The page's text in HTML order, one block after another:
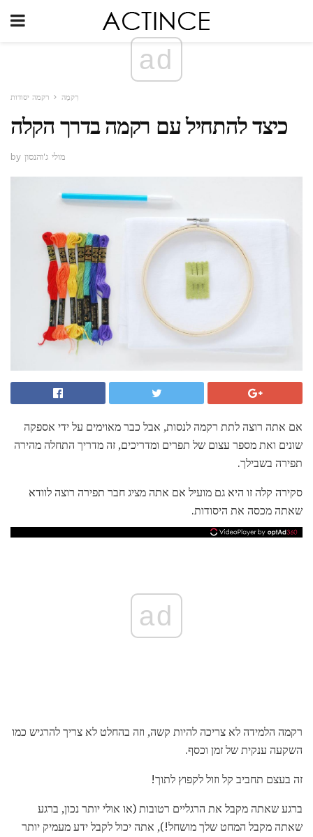
ad
רִקמָה רקמה יסודות
כיצד להתחיל עם רקמה בדרך הקלה
by מולי ג'והנסון
אם אתה רוצה לתת רקמה לנסות, אבל כבר מאוימים על ידי אספקה ​​
שונים ואת מספר עצום של תפרים ומדריכים, זה מדריך התחלה מהירה
תפירה בשבילך.
סקירה קלה זו היא גם מועיל אם אתה מציג חבר תפירה רוצה לוודא
שאתה מכסה את היסודות.
ad
רקמה הלמידה לא צריכה להיות קשה, וזה בהחלט לא צריך להרגיש כמו
השקעה ענקית של זמן וכסף.
זה בעצם תחביב קל וזול לקפוץ לתוך!
ברגע שאתה מקבל את הרגליים רטובות (או אולי יותר נכון, ברגע
שאתה מקבל המחט שלך מושחל!), אתה יכול לקבל ידע מעמיק יותר